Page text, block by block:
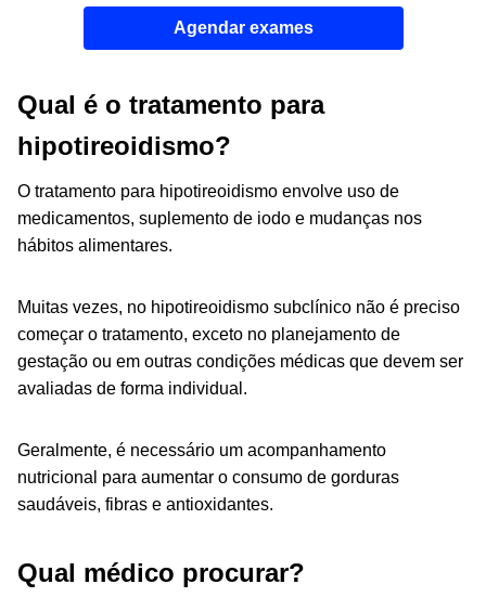
Agendar exames
Qual é o tratamento para
hipotireoidismo?
O tratamento para hipotireoidismo envolve uso de
medicamentos, suplemento de iodo e mudanças nos
hábitos alimentares.
Muitas vezes, no hipotireoidismo subclínico não é preciso
começar o tratamento, exceto no planejamento de
gestação ou em outras condições médicas que devem ser
avaliadas de forma individual.
Geralmente, é necessário um acompanhamento
nutricional para aumentar o consumo de gorduras
saudáveis, fibras e antioxidantes.
Qual médico procurar?